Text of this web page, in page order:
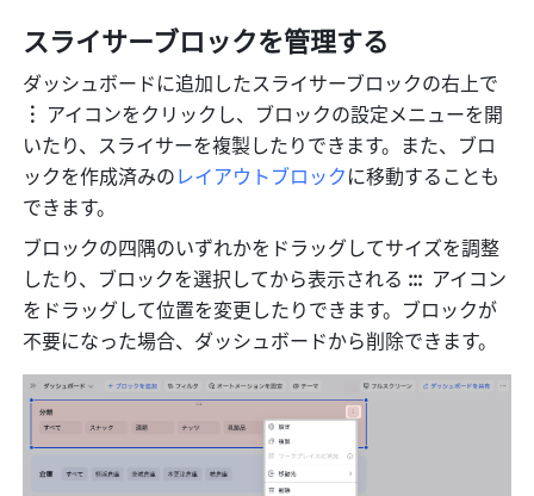
スライサーブロックを管理する
︙ アイコンをクリックし、ブロックの設定メニューを開
いたり、スライサーを複製したりできます。また、ブロ
ックを作成済みのレイアウトブロックに移動することも
できます。
ブロックの四隅のいずれかをドラッグしてサイズを調整
したり、ブロックを選択してから表示される ::: アイコン
をドラッグして位置を変更したりできます。ブロックが
不要になった場合、ダッシュボードから削除できます。